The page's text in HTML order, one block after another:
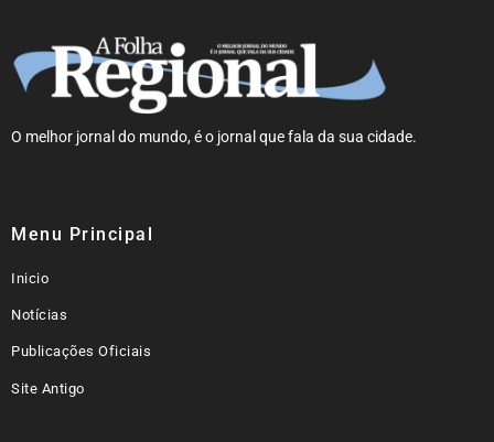
O melhor jornal do mundo, é o jornal que fala da sua cidade.
Menu Principal
Inicio
Notícias
Publicações Oficiais
Site Antigo